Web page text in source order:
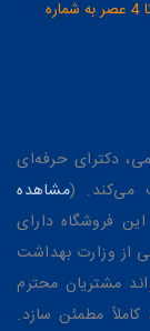
تماس تلفنی در روزهای شنبه تا پنج شنبه از 8 صبح تا 4 عصر به شماره
دکترای حرفه‌ای
مشاهده
فروشگاه دارای
از وزارت بهداشت
مشتریان محترم
مطمئن سازد.